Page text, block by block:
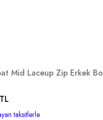
Mid Laceup Zip Erkek
taksitlerle